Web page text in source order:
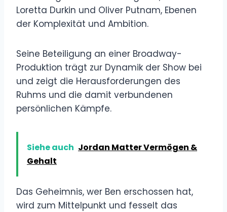
Loretta Durkin und Oliver Putnam, Ebenen
der Komplexität und Ambition.
Seine Beteiligung an einer Broadway-
Produktion trägt zur Dynamik der Show bei
und zeigt die Herausforderungen des
Ruhms und die damit verbundenen
persönlichen Kämpfe.
Siehe auch Jordan Matter Vermögen &
Gehalt
Das Geheimnis, wer Ben erschossen hat,
wird zum Mittelpunkt und fesselt das